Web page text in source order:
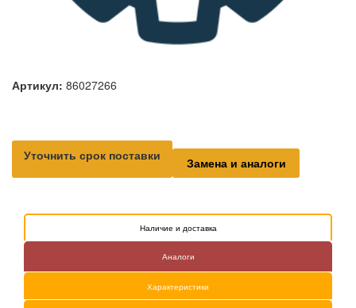
Артикул: 86027266
Уточнить срок поставки Замена и аналоги
Наличие и доставка
Аналоги
Характеристики